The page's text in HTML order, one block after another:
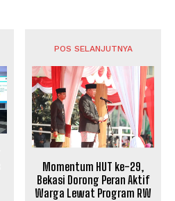
POS SELANJUTNYA
Momentum HUT ke-29,
Bekasi Dorong Peran Aktif
Warga Lewat Program RW